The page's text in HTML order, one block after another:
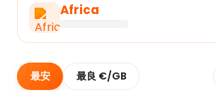
Africa
最安 最良 €/GB